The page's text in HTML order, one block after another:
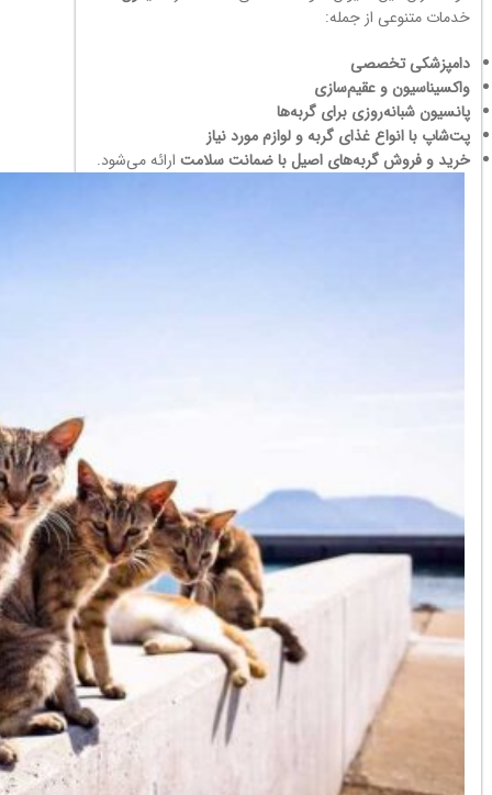
خدمات متنوعی از جمله:
دامپزشکی تخصصی
واکسیناسیون و عقیم‌سازی
پانسیون شبانه‌روزی برای گربه‌ها
پت‌شاپ با انواع غذای گربه و لوازم مورد نیاز
خرید و فروش گربه‌های اصیل با ضمانت سلامت ارائه می‌شود.